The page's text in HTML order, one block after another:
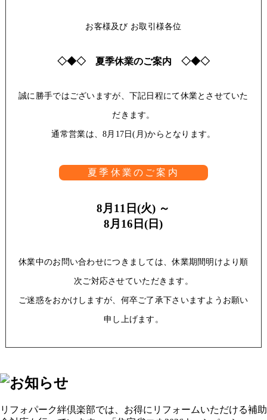
お客様及び お取引様各位
◇◆◇ 夏季休業のご案内 ◇◆◇
誠に勝手ではございますが、下記日程にて休業とさせていた
だきます。
通常営業は、8月17日(月)からとなります。
夏季休業のご案内
8月11日(火) ～
8月16日(日)
休業中のお問い合わせにつきましては、休業期間明けより順
次ご対応させていただきます。
ご迷惑をおかけしますが、何卒ご了承下さいますようお願い
申し上げます。
リフォパーク絆倶楽部では、お得にリフォームいただける補助